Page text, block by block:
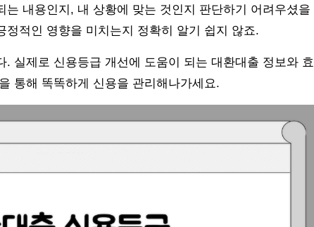
는 내용인지, 내 상황에 맞는 것인지 판단하기 어려우셨을
정적인 영향을 미치는지 정확히 알기 쉽지 않죠.
. 실제로 신용등급 개선에 도움이 되는 대환대출 정보와 효
통해 똑똑하게 신용을 관리해나가세요.